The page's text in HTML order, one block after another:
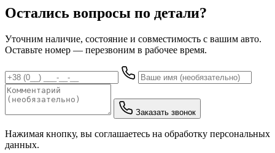
Остались вопросы по детали?
Уточним наличие, состояние и совместимость с вашим авто.
Оставьте номер — перезвоним в рабочее время.
Заказать звонок
Нажимая кнопку, вы соглашаетесь на обработку персональных
данных.